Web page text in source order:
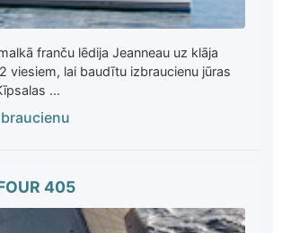
franču lēdija Jeanneau uz klāja
viesiem, lai baudītu izbraucienu jūras
...
405